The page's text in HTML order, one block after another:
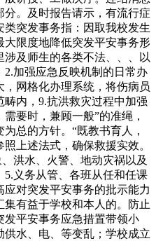
。及时报告请示，有流行症
突发事务指：因取我校发生
限度地降低突发平安事务形
及师生的各类不法、、、以
加强应急反映机制的日常办
网格化办理系统，将伤病员
内，9.抗洪救灾过程中加强
要时，兼顾一般”的准绳，
总的方针。“既教书育人，
上述法式，确保救援实效。
洪水、火警、地动灾祸以及
义务从管、各班从任和任课
对突发平安事务的批示能力
有益于学校和本人的。防止
平安事务应急措置带领小
水、电、等变乱；学校成立